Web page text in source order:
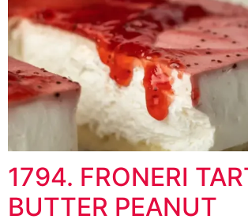
1794. FRONERI
BUTTER PEANUT